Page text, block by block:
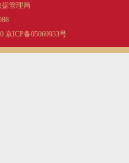
管理局
京ICP备05060933号